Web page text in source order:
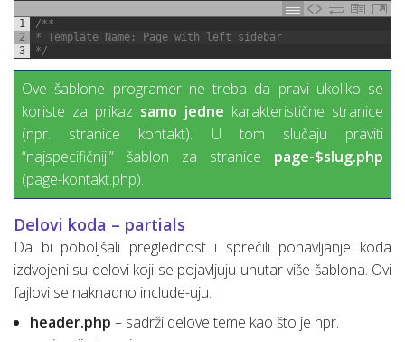
1
2
3
/**
* Template Name: Page with left sidebar
*/
Ove šablone programer ne treba da pravi ukoliko se
koriste za prikaz samo jedne karakteristične stranice
(npr. stranice kontakt). U tom slučaju praviti
“najspecifičniji” šablon za stranice page-$slug.php
(page-kontakt.php).
Delovi koda – partials
Da bi poboljšali preglednost i sprečili ponavljanje koda
izdvojeni su delovi koji se pojavljuju unutar više šablona. Ovi
fajlovi se naknadno include-uju.
header.php – sadrži delove teme kao što je npr.